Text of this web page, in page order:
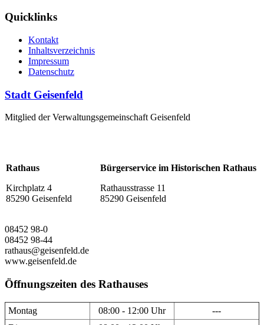
Quicklinks
Kontakt
Inhaltsverzeichnis
Impressum
Datenschutz
Stadt Geisenfeld
Mitglied der Verwaltungsgemeinschaft Geisenfeld
Rathaus
Kirchplatz 4
85290 Geisenfeld
Bürgerservice im Historischen Rathaus
Rathausstrasse 11
85290 Geisenfeld
08452 98-0
08452 98-44
rathaus@geisenfeld.de
www.geisenfeld.de
Öffnungszeiten des Rathauses
Montag 08:00 - 12:00 Uhr
---